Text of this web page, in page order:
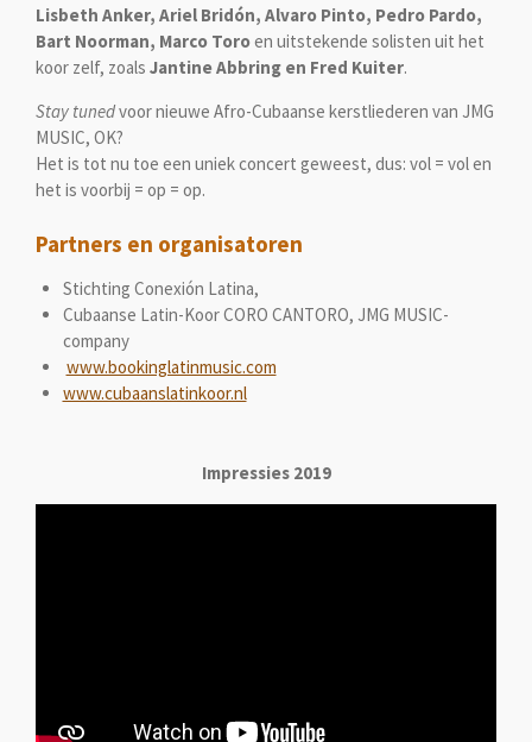
Lisbeth Anker, Ariel Bridón, Alvaro Pinto, Pedro Pardo,
Bart Noorman, Marco Toroen uitstekende solisten uit het
koor zelf, zoals Jantine Abbring en Fred Kuiter.
Stay tunedvoor nieuwe Afro-Cubaanse kerstliederen van JMG
MUSIC, OK?
Het is tot nu toe een uniek concert geweest, dus: vol = vol en
het is voorbij = op = op.
Partners en organisatoren
Stichting Conexión Latina,
Cubaanse Latin-Koor CORO CANTORO, JMG MUSIC-
company
www.bookinglatinmusic.com
www.cubaanslatinkoor.nl
Impressies 2019